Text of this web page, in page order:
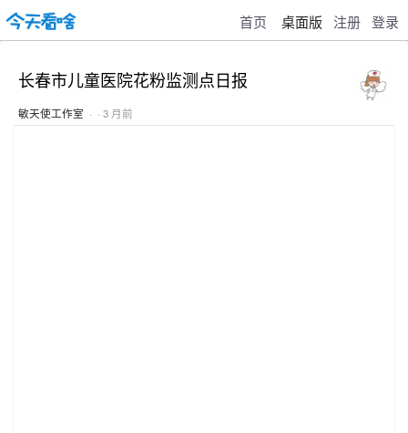
首页 桌面版 注册 登录
长春市儿童医院花粉监测点日报
敏天使工作室 · · 3 月前